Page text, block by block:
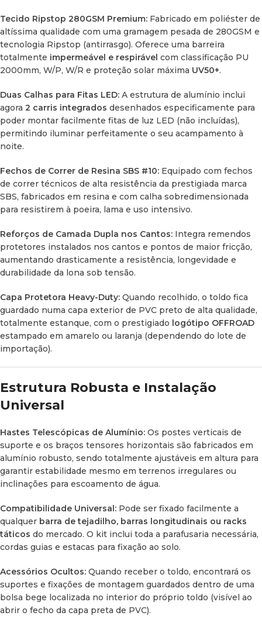
suporte e os braços tensores horizontais são fabricados em
alumínio robusto, sendo totalmente ajustáveis em altura
para garantir estabilidade mesmo em terrenos irregulares
ou inclinações para escoamento de água.
qualquerbarra de tejadilho, barras longitudinais ou racks
táticosdo mercado. O kit inclui toda a parafusaria
necessária, cordas guias e estacas para fixação ao solo.
Acessórios Ocultos:
uma bolsa bege localizada no interior do próprio toldo
(visível ao abrir o fecho da capa preta de PVC).
Parâmetro Detalhe Técnico
(Aberto)
(Avanço/Projeção)
Área de
Sombra
6 metros quadrados (6 m²)
Cor da
Material do
Proteção
Climática
Revestimento PU 2000mm, W/P, W/R;
Proteção Solar UV50+
Fechos de
Estrutura
Hastes telescópicas robustas em
alumínio
Capa de
Viagem
PVC preto Premium com logo OFFROAD
(Amarelo/Laranja)
Iluminação
Inclui 2 calhas/carris prontos para
Tecido Ripstop 280GSM Premium: Fabricado em poliéster de
altíssima qualidade com uma gramagem pesada de 280GSM e
tecnologia Ripstop (antirrasgo). Oferece uma barreira
totalmente impermeável e respirável com classificação PU
2000mm, W/P, W/R e proteção solar máxima UV50+.
Duas Calhas para Fitas LED: A estrutura de alumínio inclui
agora 2 carris integrados desenhados especificamente para
poder montar facilmente fitas de luz LED (não incluídas),
permitindo iluminar perfeitamente o seu acampamento à
noite.
Fechos de Correr de Resina SBS #10: Equipado com fechos
de correr técnicos de alta resistência da prestigiada marca
SBS, fabricados em resina e com calha sobredimensionada
para resistirem à poeira, lama e uso intensivo.
Reforços de Camada Dupla nos Cantos: Integra remendos
protetores instalados nos cantos e pontos de maior fricção,
aumentando drasticamente a resistência, longevidade e
durabilidade da lona sob tensão.
Capa Protetora Heavy-Duty: Quando recolhido, o toldo fica
guardado numa capa exterior de PVC preto de alta qualidade,
totalmente estanque, com o prestigiado logótipo OFFROAD
estampado em amarelo ou laranja (dependendo do lote de
importação).
Estrutura Robusta e Instalação
Universal
Hastes Telescópicas de Alumínio: Os postes verticais de
suporte e os braços tensores horizontais são fabricados em
alumínio robusto, sendo totalmente ajustáveis em altura para
garantir estabilidade mesmo em terrenos irregulares ou
inclinações para escoamento de água.
Compatibilidade Universal: Pode ser fixado facilmente a
qualquer barra de tejadilho, barras longitudinais ou racks
táticos do mercado. O kit inclui toda a parafusaria necessária,
cordas guias e estacas para fixação ao solo.
Acessórios Ocultos: Quando receber o toldo, encontrará os
suportes e fixações de montagem guardados dentro de uma
bolsa bege localizada no interior do próprio toldo (visível ao
abrir o fecho da capa preta de PVC).